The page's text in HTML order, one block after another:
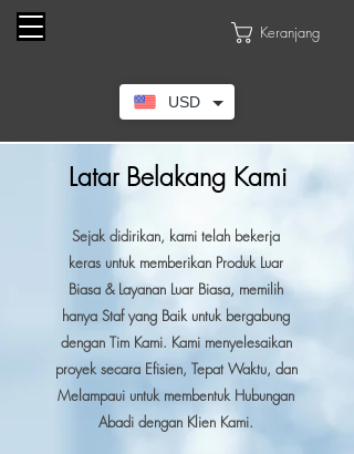
USD
Keranjang
Latar Belakang Kami
Sejak didirikan, kami telah bekerja
keras untuk memberikan Produk Luar
Biasa & Layanan Luar Biasa, memilih
hanya Staf yang Baik untuk bergabung
dengan Tim Kami. Kami menyelesaikan
proyek secara Efisien, Tepat Waktu, dan
Melampaui untuk membentuk Hubungan
Abadi dengan Klien Kami.